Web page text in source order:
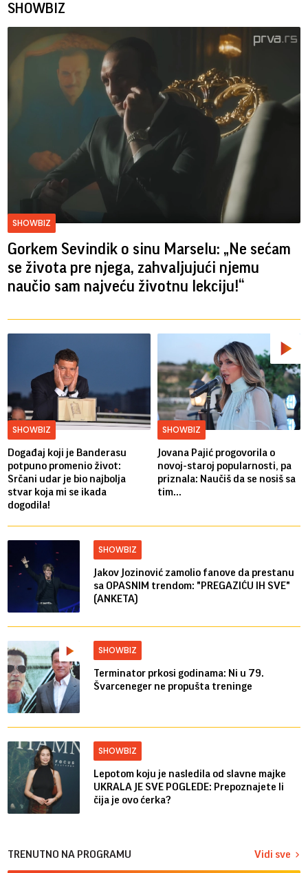
SHOWBIZ
SHOWBIZ
Gorkem Sevindik o sinu Marselu: „Ne sećam
se života pre njega, zahvaljujući njemu
naučio sam najveću životnu lekciju!“
SHOWBIZ
Događaj koji je Banderasu
potpuno promenio život:
Srčani udar je bio najbolja
stvar koja mi se ikada
dogodila!
SHOWBIZ
Jovana Pajić progovorila o
novoj-staroj popularnosti, pa
priznala: Naučiš da se nosiš sa
tim...
SHOWBIZ
Jakov Jozinović zamolio fanove da prestanu
sa OPASNIM trendom: "PREGAZIĆU IH SVE"
(ANKETA)
SHOWBIZ
Terminator prkosi godinama: Ni u 79.
Švarceneger ne propušta treninge
SHOWBIZ
Lepotom koju je nasledila od slavne majke
UKRALA JE SVE POGLEDE: Prepoznajete li
čija je ovo ćerka?
TRENUTNO NA PROGRAMU Vidi sve